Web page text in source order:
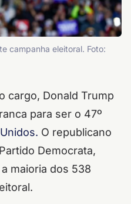
campanha eleitoral. Foto:
cargo, Donald Trump
para ser o 47º
O republicano
Democrata,
maioria dos 538